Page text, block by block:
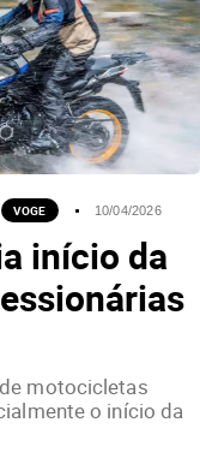
VOGE 10/04/2026
início da
motocicletas
o início da